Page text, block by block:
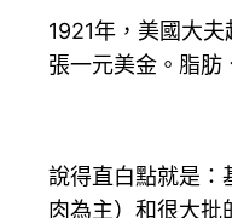
1921年，美國大
張一元美金。脂肪
說得直白點就是：
肉為主）和很大批